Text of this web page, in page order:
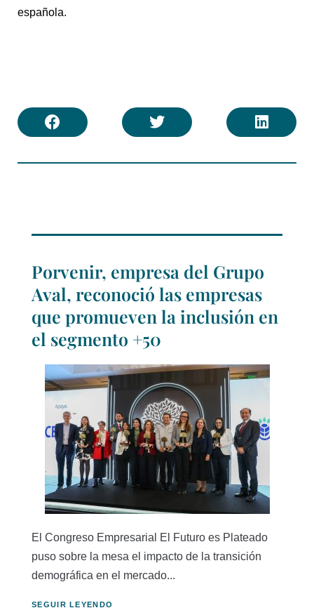
española.
Porvenir, empresa del Grupo
Aval, reconoció las empresas
que promueven la inclusión en
el segmento +50
El Congreso Empresarial El Futuro es Plateado
puso sobre la mesa el impacto de la transición
demográfica en el mercado...
SEGUIR LEYENDO